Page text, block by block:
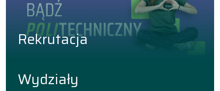
Rekrutacja
Wydziały